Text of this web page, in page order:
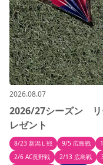
2026.08.07
2026/27シーズン リ
レゼント
8/23 新潟Ｌ戦 9/5 広島戦
2/6 AC長野戦
2/13 広島戦